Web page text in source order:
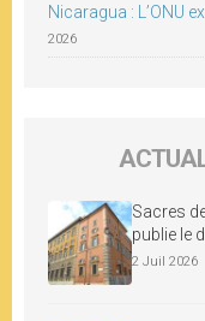
Nicaragua : L’ONU
2026
Sacres
publie le
2 Juil 2026